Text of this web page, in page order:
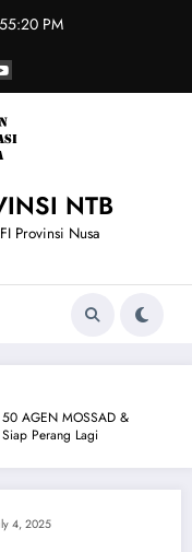
PM
NTB
Provinsi Nusa
AGEN MOSSAD &
Perang Lagi
4, 2025